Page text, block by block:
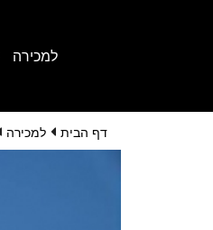
למכירה
דף הבית למכירה